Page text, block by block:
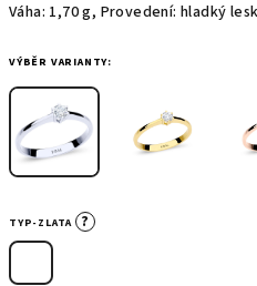
Váha: 1,70 g, Provedení: hladký
VÝBĚR VARIANTY:
TYP-ZLATA ?